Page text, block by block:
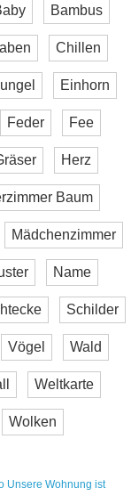
Bambus
Chillen
Einhorn
Feder Fee
Herz
Baum
Mädchenzimmer
Name
Schilder
Vögel Wald
Weltkarte
Wolken
Unsere Wohnung ist